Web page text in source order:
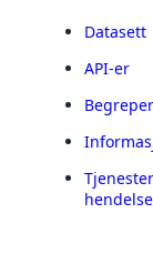
Datasett
API-er
Begreper